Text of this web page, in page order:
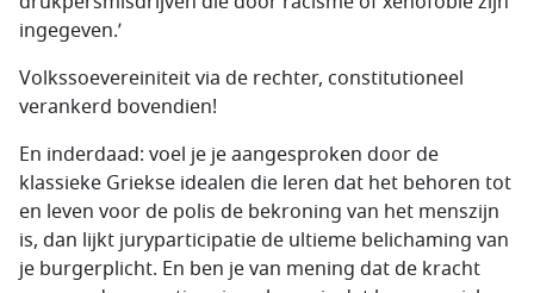
ingegeven.’
Volkssoevereiniteit via de rechter, constitutioneel
verankerd bovendien!
En inderdaad: voel je je aangesproken door de
klassieke Griekse idealen die leren dat het behoren tot
en leven voor de polis de bekroning van het menszijn
is, dan lijkt juryparticipatie de ultieme belichaming van
je burgerplicht. En ben je van mening dat de kracht